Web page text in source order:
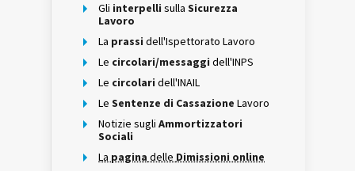
Gli interpelli sulla Sicurezza
Lavoro
La prassi dell'Ispettorato Lavoro
Le circolari/messaggi dell'INPS
Le circolari dell'INAIL
Le Sentenze di Cassazione Lavoro
Notizie sugli Ammortizzatori
Sociali
La pagina delle Dimissioni online